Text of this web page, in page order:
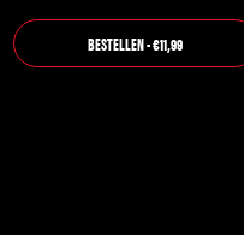
BESTELLEN - €11,99